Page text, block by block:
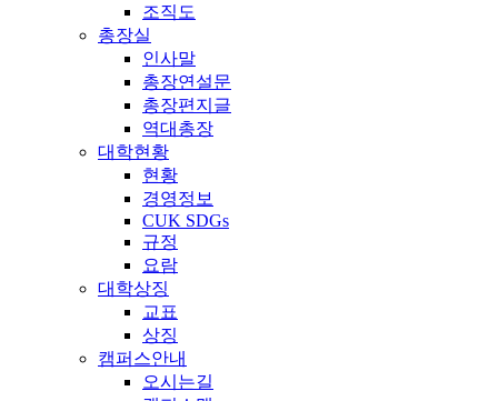
조직도
총장실
인사말
총장연설문
총장편지글
역대총장
대학현황
현황
경영정보
CUK SDGs
규정
요람
대학상징
교표
상징
캠퍼스안내
오시는길